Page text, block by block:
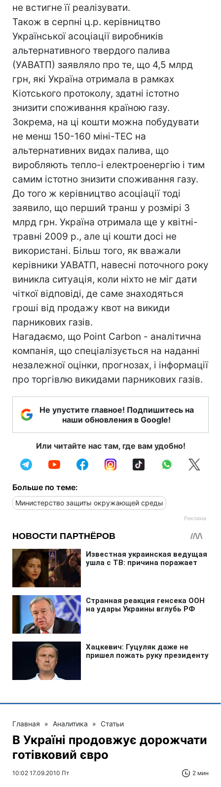
не встигне її реалізувати.
Також в серпні ц.р. керівництво
Української асоціації виробників
альтернативного твердого палива
(УАВАТП) заявляло про те, що 4,5 млрд
грн, які Україна отримала в рамках
Кіотського протоколу, здатні істотно
знизити споживання країною газу.
Зокрема, на ці кошти можна побудувати
не менш 150-160 міні-ТЕС на
альтернативних видах палива, що
виробляють тепло-і електроенергію і тим
самим істотно знизити споживання газу.
До того ж керівництво асоціації тоді
заявило, що перший транш у розмірі 3
млрд грн. Україна отримала ще у квітні-
травні 2009 р., але ці кошти досі не
використані. Більш того, як вважали
керівники УАВАТП, навесні поточного року
виникла ситуація, коли ніхто не міг дати
чіткої відповіді, де саме знаходяться
гроші від продажу квот на викиди
парникових газів.
Нагадаємо, що Point Carbon - аналітична
компанія, що спеціалізується на наданні
незалежної оцінки, прогнозах, і інформації
про торгівлю викидами парникових газів.
Не упустите главное! Подпишитесь на
наши обновления в Google!
Или читайте нас там, где вам удобно!
Больше по теме:
Министерство защиты окружающей среды
Главная » Аналитика » Статьи
В Україні продовжує дорожчати
готівковий євро
10:02 17.09.2010 Пт 2 мин